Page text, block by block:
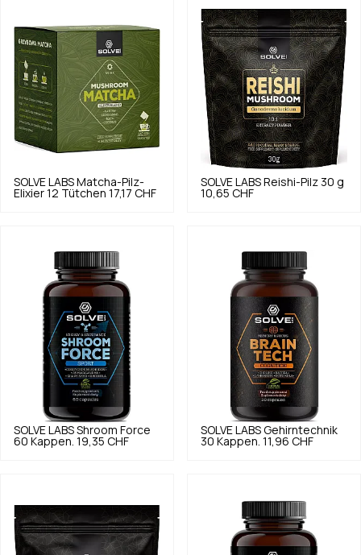
SOLVE LABS Matcha-Pilz-
Elixier 12 Tütchen 17,17 CHF
SOLVE LABS Reishi-Pilz 30 g
10,65 CHF
SOLVE LABS Shroom Force
60 Kappen. 19,35 CHF
SOLVE LABS Gehirntechnik
30 Kappen. 11,96 CHF